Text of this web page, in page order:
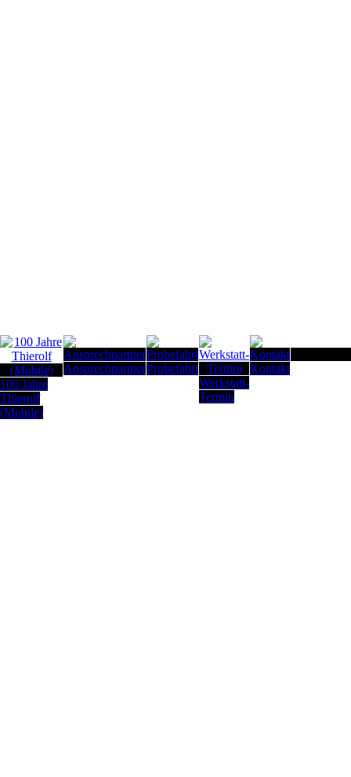
100 Jahre
Thierolf
(Mobile)
AnsprechpartnerProbefahrt
Werkstatt-
Termin
Kontakt